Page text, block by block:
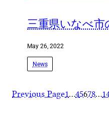
三重県いなべ市
May 26, 2022
News
Previous Page1…45678…